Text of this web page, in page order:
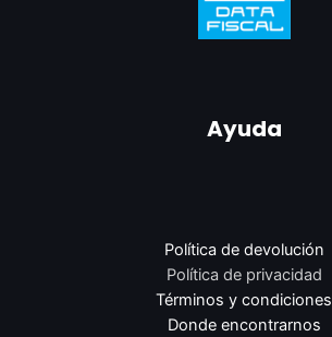
Ayuda
Política de devolución
Política de privacidad
Términos y condiciones
Donde encontrarnos